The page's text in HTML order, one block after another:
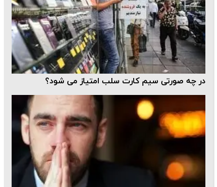
در چه صورتی سیم کارت سلب امتیاز می شود؟